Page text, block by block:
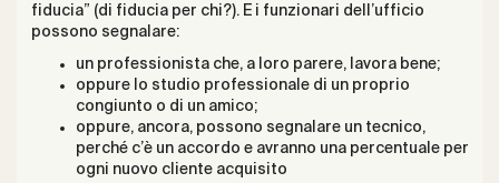
fiducia” (di fiducia per chi?). E i funzionari dell’ufficio
possono segnalare:
un professionista che, a loro parere, lavora bene;
oppure lo studio professionale di un proprio
congiunto o di un amico;
oppure, ancora, possono segnalare un tecnico,
perché c’è un accordo e avranno una percentuale per
ogni nuovo cliente acquisito